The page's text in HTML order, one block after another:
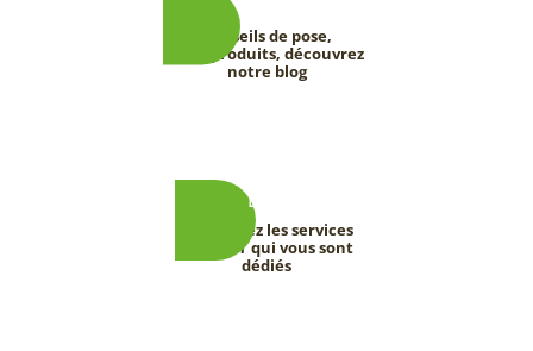
Conseils de pose,
tests produits, découvrez
notre blog
Découvrez les services
DEEVERT qui vous sont
dédiés